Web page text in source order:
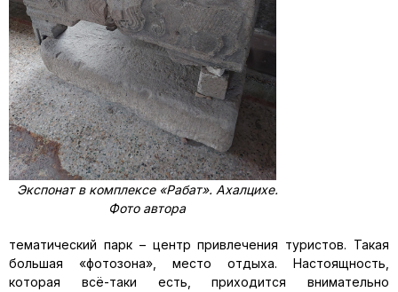
Экспонат в комплексе «Рабат». Ахалцихе.
Фото автора
тематический парк – центр привлечения туристов. Такая
большая «фотозона», место отдыха. Настоящность,
которая всё-таки есть, приходится внимательно